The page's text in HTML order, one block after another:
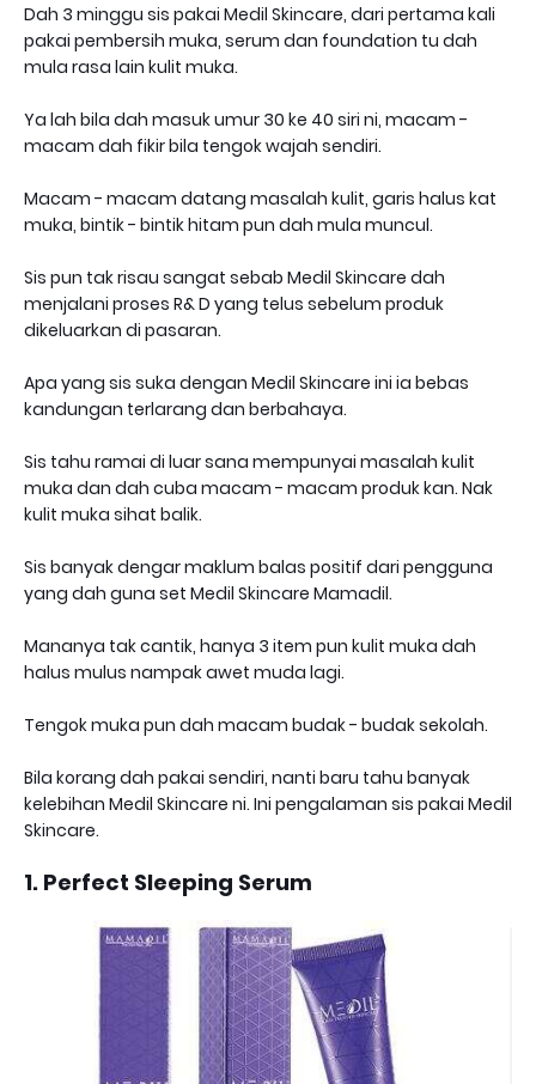
Dah 3 minggu sis pakai Medil Skincare, dari pertama kali
pakai pembersih muka, serum dan foundation tu dah
mula rasa lain kulit muka.
Ya lah bila dah masuk umur 30 ke 40 siri ni, macam -
macam dah fikir bila tengok wajah sendiri.
Macam - macam datang masalah kulit, garis halus kat
muka, bintik - bintik hitam pun dah mula muncul.
Sis pun tak risau sangat sebab Medil Skincare dah
menjalani proses R& D yang telus sebelum produk
dikeluarkan di pasaran.
Apa yang sis suka dengan Medil Skincare ini ia bebas
kandungan terlarang dan berbahaya.
Sis tahu ramai di luar sana mempunyai masalah kulit
muka dan dah cuba macam - macam produk kan. Nak
kulit muka sihat balik.
Sis banyak dengar maklum balas positif dari pengguna
yang dah guna set Medil Skincare Mamadil.
Mananya tak cantik, hanya 3 item pun kulit muka dah
halus mulus nampak awet muda lagi.
Tengok muka pun dah macam budak - budak sekolah.
Bila korang dah pakai sendiri, nanti baru tahu banyak
kelebihan Medil Skincare ni. Ini pengalaman sis pakai Medil
Skincare.
1. Perfect Sleeping Serum